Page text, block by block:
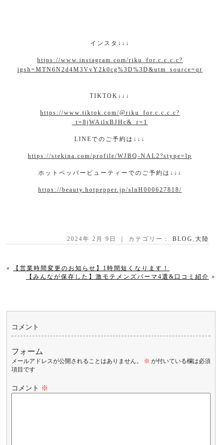
インスタ ↓↓↓
https://www.instagram.com/riku_for.c.c.c.c?
igsh=MTN6N2d4M3VvY2k0cg%3D%3D&utm_source=qr
TIKTOK↓↓↓
https://www.tiktok.com/@riku_for.c.c.c.c?
_t=8jWAilxBJHc&_r=1
LINEでのご予約は ↓↓↓
https://stekina.com/profile/WJBQ-NAL2?stype=lp
ホットペッパービューティーでのご予約は ↓↓↓
https://beauty.hotpepper.jp/slnH000627818/
2024年 2月 9日 ｜ カテゴリー： BLOG, 大陸
«
【営業時間変更のお知らせ】1時間短くなります！
【みんなが保存した】激モテメンズパーマ4選&口コミ紹介 »
コメント
フォーム
メールアドレスが公開されることはありません。 ※ が付いている欄は必須
項目です
コメント ※